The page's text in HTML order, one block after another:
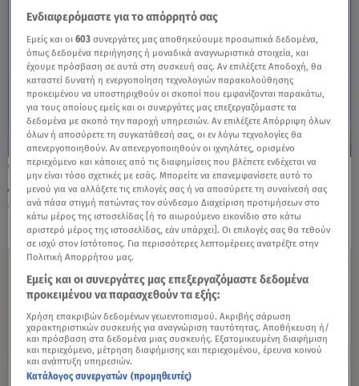
22.04.25, 22:54
Διπλωματικό παζάρι: Η προσφορά Πούτιν
στον Τραμπ για ανακωχή στην Ουκρανία
Ενδιαφερόμαστε για το απόρρητό σας
Εμείς και οι603 συνεργάτες μας αποθηκεύουμε προσωπικά δεδομένα,
όπως δεδομένα περιήγησης ή μοναδικά αναγνωριστικά στοιχεία, και
έχουμε πρόσβαση σε αυτά στη συσκευή σας. Αν επιλέξετε Αποδοχή, θα
καταστεί δυνατή η ενεργοποίηση τεχνολογιών παρακολούθησης
προκειμένου να υποστηριχθούν οι σκοποί που εμφανίζονται παρακάτω,
για τους οποίους εμείς και οι συνεργάτες μας επεξεργαζόμαστε τα
δεδομένα με σκοπό την παροχή υπηρεσιών. Αν επιλέξετε Απόρριψη όλων
όλων ή αποσύρετε τη συγκατάθεσή σας, οι εν λόγω τεχνολογίες θα
απενεργοποιηθούν. Αν απενεργοποιηθούν οι ιχνηλάτες, ορισμένο
περιεχόμενο και κάποιες από τις διαφημίσεις που βλέπετε ενδέχεται να
μην είναι τόσο σχετικές με εσάς. Μπορείτε να επανεμφανίσετε αυτό το
μενού για να αλλάξετε τις επιλογές σας ή να αποσύρετε τη συναίνεσή σας
ανά πάσα στιγμή πατώντας τον σύνδεσμο Διαχείριση προτιμήσεων στο
κάτω μέρος της ιστοσελίδας [ή το αιωρούμενο εικονίδιο στο κάτω
αριστερό μέρος της ιστοσελίδας, εάν υπάρχει]. Οι επιλογές σας θα τεθούν
σε ισχύ στον Ιστότοπος. Για περισσότερες λεπτομέρειες ανατρέξτε στην
Πολιτική Απορρήτου μας.
Εμείς και οι συνεργάτες μας επεξεργαζόμαστε δεδομένα
προκειμένου να παρασχεθούν τα εξής:
Χρήση επακριβών δεδομένων γεωεντοπισμού. Ακριβής σάρωση
χαρακτηριστικών συσκευής για αναγνώριση ταυτότητας. Αποθήκευση ή/
και πρόσβαση στα δεδομένα μιας συσκευής. Εξατομικευμένη διαφήμιση
και περιεχόμενο, μέτρηση διαφήμισης και περιεχομένου, έρευνα κοινού
και ανάπτυξη υπηρεσιών.
Κατάλογος συνεργατών (προμηθευτές)